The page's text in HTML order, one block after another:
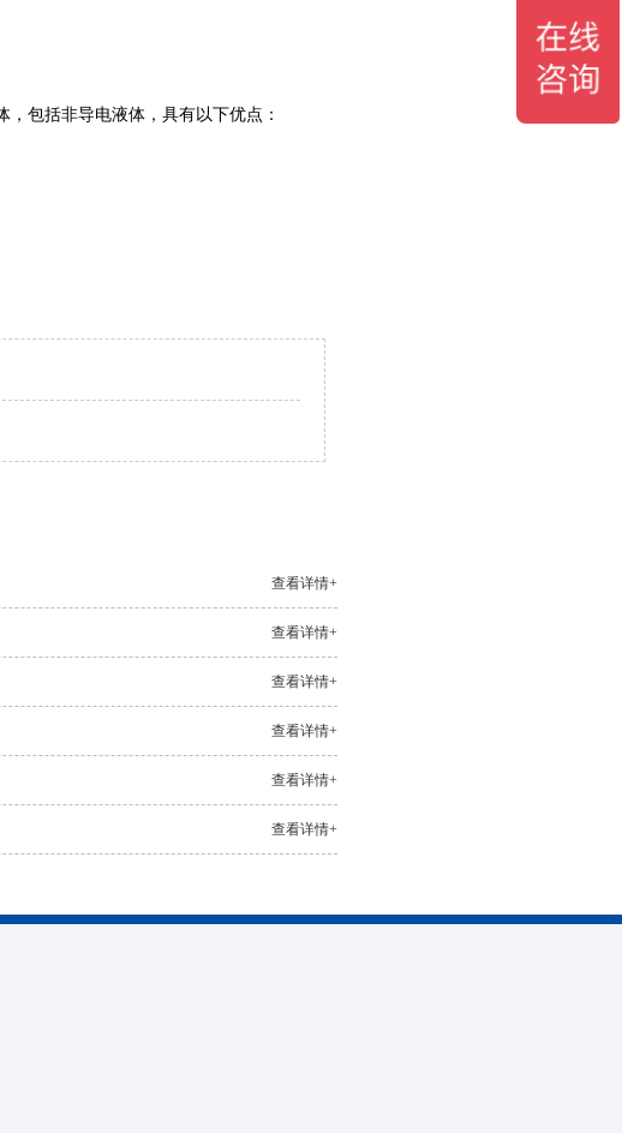
包括非导电液体，具有以下优点：
查看详情+
查看详情+
查看详情+
查看详情+
查看详情+
查看详情+